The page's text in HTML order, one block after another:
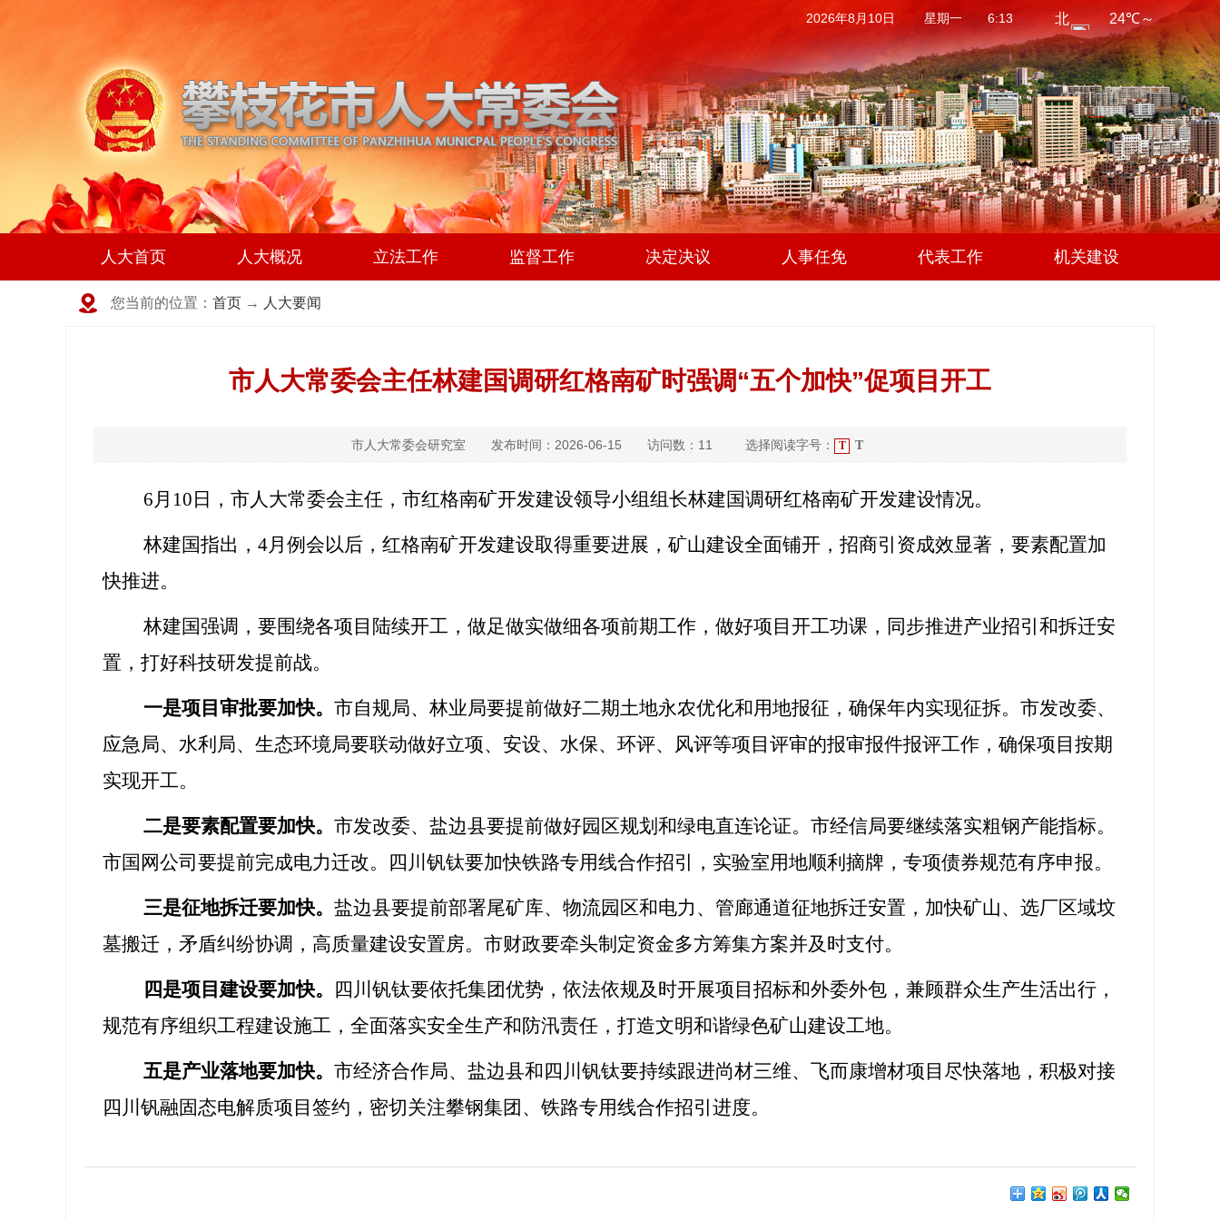
2026年8月10日 星期一 6:13
人大首页 人大概况 立法工作 监督工作 决定决议 人事任免 代表工作 机关建设
您当前的位置： 首页 → 人大要闻
市人大常委会主任林建国调研红格南矿时强调“五个加快”促项目开工
市人大常委会研究室 发布时间：2026-06-15 访问数：11 选择阅读字号： T T
6月 10 日，市人大常委会主任，市红格南矿开发建设领导小组组长林建国调研红格南矿开发建设情况。
林建国指出，4月例会以后，红格南矿开发建设取得重要进展，矿山建设全面铺开，招商引资成效显著，要素配置加
快推进。
林建国强调，要围绕各项目陆续开工，做足做实做细各项前期工作，做好项目开工功课，同步推进产业招引和拆迁安
置，打好科技研发提前战。
一是项目审批要加快。市自规局、林业局要提前做好二期土地永农优化和用地报征，确保年内实现征拆。市发改委、
应急局、水利局、生态环境局要联动做好立项、安设、水保、环评、风评等项目评审的报审报件报评工作，确保项目按期
实现开工。
二是要素配置要加快。市发改委、盐边县要提前做好园区规划和绿电直连论证。市经信局要继续落实粗钢产能指标。
市国网公司要提前完成电力迁改。四川钒钛要加快铁路专用线合作招引，实验室用地顺利摘牌，专项债券规范有序申报。
三是征地拆迁要加快。盐边县要提前部署尾矿库、物流园区和电力、管廊通道征地拆迁安置，加快矿山、选厂区域坟
墓搬迁，矛盾纠纷协调，高质量建设安置房。市财政要牵头制定资金多方筹集方案并及时支付。
四是项目建设要加快。 四川钒钛要依托集团优势，依法依规及时开展项目招标和外委外包，兼顾群众生产生活出行，
规范有序组织工程建设施工，全面落实安全生产和防汛责任，打造文明和谐绿色矿山建设工地。
五是产业落地要加快。市经济合作局、盐边县和四川钒钛要持续跟进尚材三维、飞而康增材项目尽快落地，积极对接
四川钒融固态电解质项目签约，密切关注攀钢集团、铁路专用线合作招引进度。